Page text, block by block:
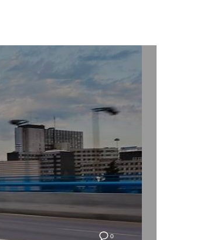
0